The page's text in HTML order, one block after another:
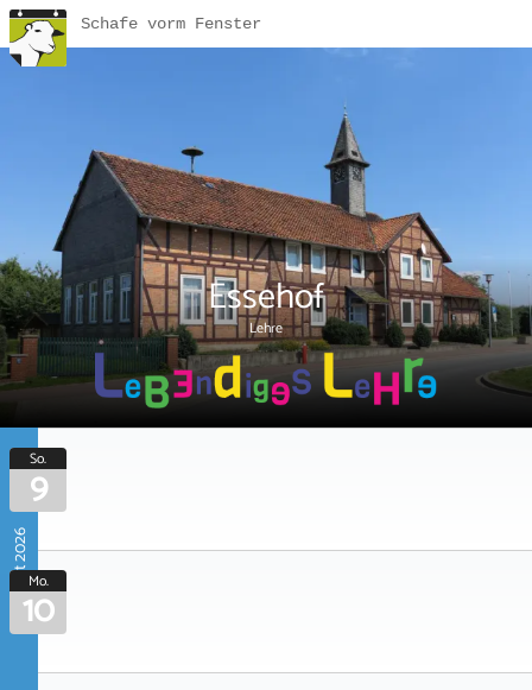
Schafe vorm Fenster
Essehof
Lehre
August 2026
So.
9
Mo.
10